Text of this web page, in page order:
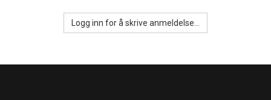
Logg inn for å skrive anmeldelse...